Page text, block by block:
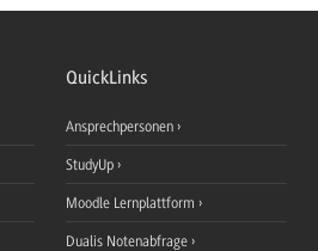
QuickLinks
Ansprechpersonen
StudyUp
Moodle Lernplattform
Dualis Notenabfrage